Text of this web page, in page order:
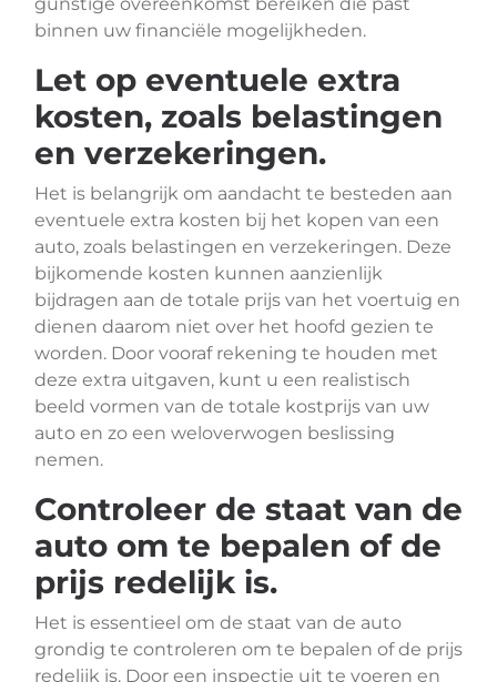
binnen uw financiële mogelijkheden.
Let op eventuele extra
kosten, zoals belastingen
en verzekeringen.
Het is belangrijk om aandacht te besteden aan
eventuele extra kosten bij het kopen van een
auto, zoals belastingen en verzekeringen. Deze
bijkomende kosten kunnen aanzienlijk
bijdragen aan de totale prijs van het voertuig en
dienen daarom niet over het hoofd gezien te
worden. Door vooraf rekening te houden met
deze extra uitgaven, kunt u een realistisch
beeld vormen van de totale kostprijs van uw
auto en zo een weloverwogen beslissing
nemen.
Controleer de staat van de
auto om te bepalen of de
prijs redelijk is.
Het is essentieel om de staat van de auto
grondig te controleren om te bepalen of de prijs
redelijk is. Door een inspectie uit te voeren en